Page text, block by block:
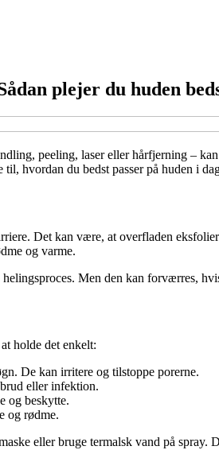
plejer du huden
peeling, laser eller hårfjerning –
hvordan du bedst passer på huden i
Det kan være, at overfladen
og varme.
Men den kan forværres,
holde det enkelt:
De kan irritere og tilstoppe porerne.
eller infektion.
og beskytte.
og rødme.
eller bruge termalsk vand på spray.